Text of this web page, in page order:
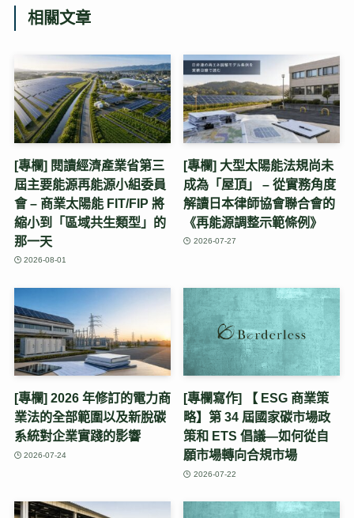
相關文章
[專欄] 閱讀經濟產業省第三
屆主要能源再能源小組委員
會 – 商業太陽能 FIT/FIP 將
縮小到「區域共生類型」的
那一天
2026-08-01
[專欄] 大型太陽能法規尚未
成為「屋頂」 – 從實務角度
解讀日本律師協會聯合會的
《再能源調整示範條例》
2026-07-27
[專欄] 2026 年修訂的電力商
業法的全部範圍以及新脫碳
系統對企業實踐的影響
2026-07-24
[專欄寫作] 【 ESG 商業策
略】第 34 屆國家碳市場政
策和 ETS 倡議—如何從自
願市場轉向合規市場
2026-07-22